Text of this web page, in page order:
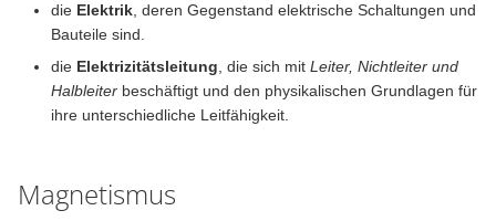
die Elektrik, deren Gegenstand elektrische Schaltungen und
Bauteile sind.
die Elektrizitätsleitung, die sich mit Leiter, Nichtleiter und
Halbleiter beschäftigt und den physikalischen Grundlagen für
ihre unterschiedliche Leitfähigkeit.
Magnetismus